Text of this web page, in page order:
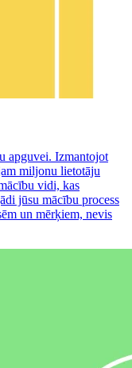
apguvei. Izmantojot
miljonu lietotāju
vidi, kas
jūsu mācību process
un mērķiem, nevis